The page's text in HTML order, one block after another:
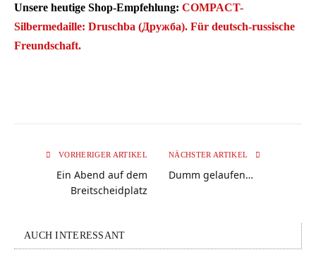
Unsere heutige Shop-Empfehlung: COMPACT-
Silbermedaille: Druschba (Дружба). Für deutsch-russische
Freundschaft.
VORHERIGER ARTIKEL
Ein Abend auf dem
Breitscheidplatz
NÄCHSTER ARTIKEL
Dumm gelaufen…
AUCH INTERESSANT